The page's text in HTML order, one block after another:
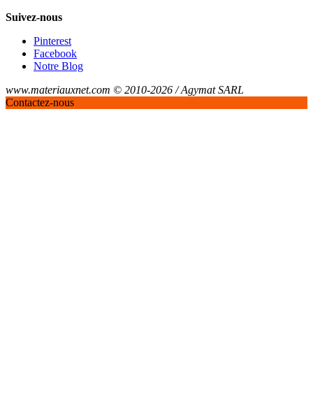
Suivez-nous
Pinterest
Facebook
Notre Blog
www.materiauxnet.com © 2010-2026 / Agymat SARL
Contactez-nous